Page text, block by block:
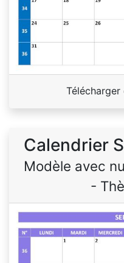
Télécharger
Calendrier
Modèle avec
-